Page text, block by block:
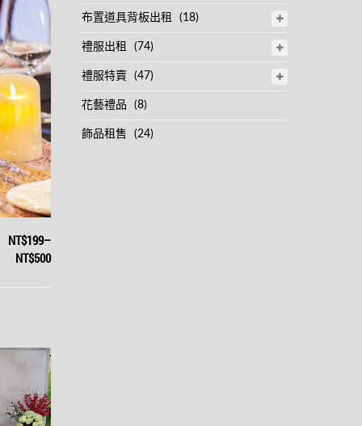
NT$199–
NT$500
布置道具背板出租 (18)
禮服出租 (74)
禮服特賣 (47)
花藝禮品 (8)
飾品租售 (24)